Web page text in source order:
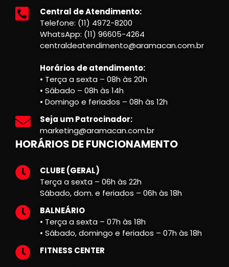
Central de Atendimento:
Telefone: (11) 4972-8200
WhatsApp: (11) 96605-4264
centraldeatendimento@aramacan.com.br
Horários de atendimento:
• Terça a sexta – 08h às 20h
• Sábado – 08h às 14h
• Domingo e feriados – 08h às 12h
Seja um Patrocinador:
marketing@aramacan.com.br
HORÁRIOS DE FUNCIONAMENTO
CLUBE (GERAL)
Terça a sexta – 06h às 22h
Sábado, dom. e feriados – 06h às 18h
BALNEÁRIO
• Terça a sexta – 07h às 18h
• Sábado, domingo e feriados – 07h às 18h
FITNESS CENTER